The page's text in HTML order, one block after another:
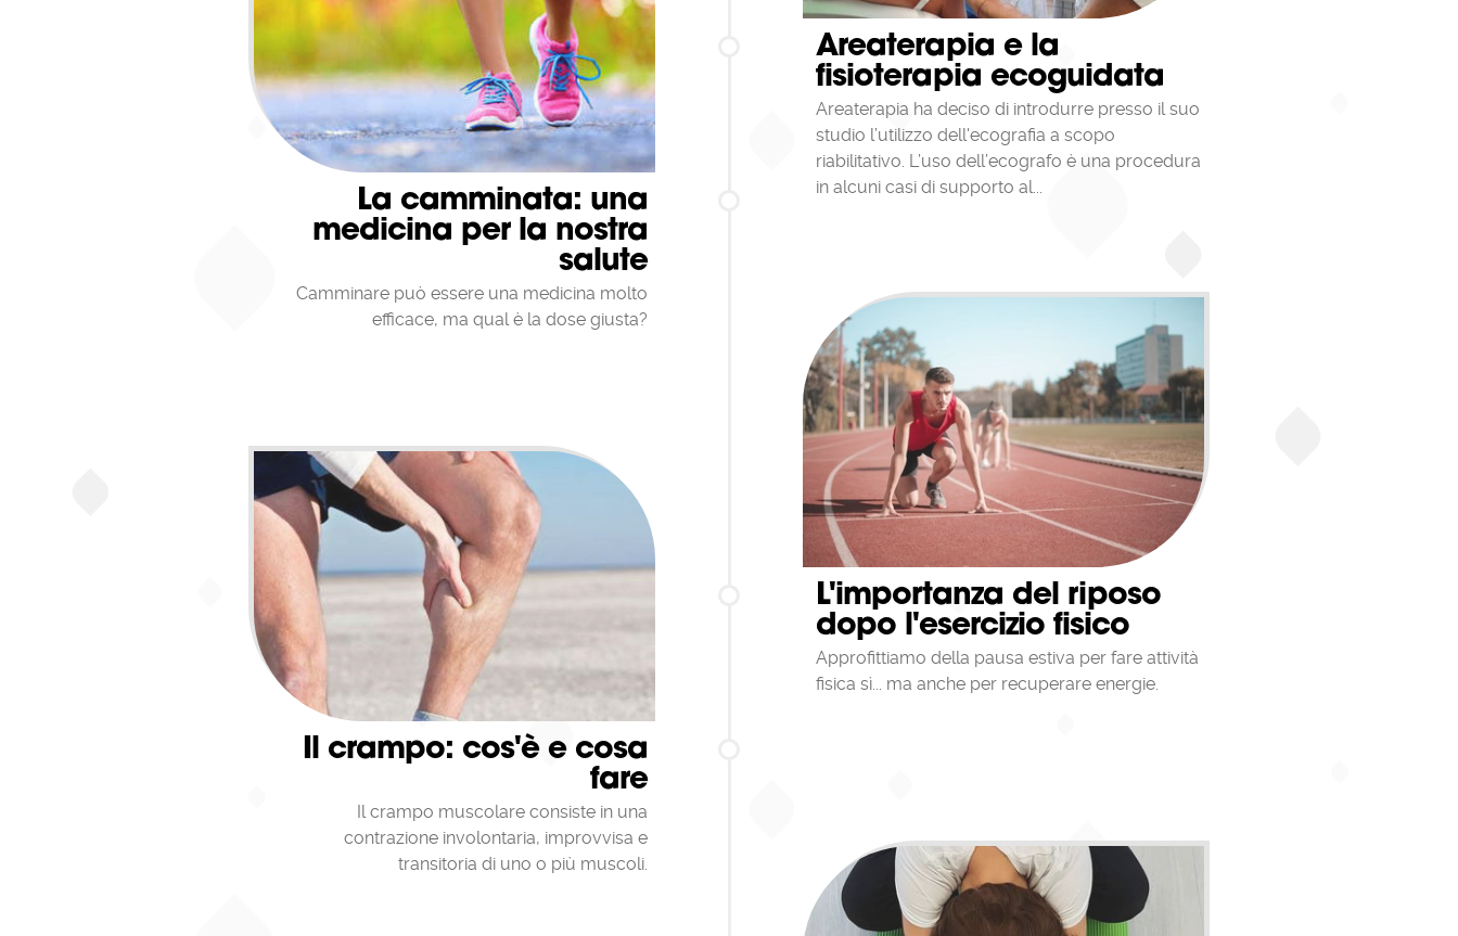
ad eccezione di quelli di cui ti fidi.Nel browser Google Chrome, il menu Strumenti contiene
l'opzione Cancella dati di navigazione.
Puoi utilizzare questa opzione per eliminare i cookie e altri dati di siti e plug-in, inclusi i dati
memorizzati sul tuo dispositivo da Adobe Flash Player (comunemente noti come cookie
Flash). Consulta le nostre istruzioni per la gestione dei cookie in Chrome.
Un'altra funzione di Chrome è la sua modalità di navigazione in incognito. Puoi navigare in
modalità in incognito quando non vuoi che le tue visite ai siti web o i tuoi download vengano
registrati nelle cronologie di navigazione e dei download. Tutti i cookie creati in modalità di
navigazione in incognito vengono eliminati dopo la chiusura di tutte le finestre di navigazione
Areaterapia e la
fisioterapia ecoguidata
Areaterapia ha deciso di introdurre presso il suo
studio l’utilizzo dell'ecografia a scopo
riabilitativo. L’uso dell’ecografo è una procedura
in alcuni casi di supporto al...
La camminata: una
medicina per la nostra
salute
Camminare può essere una medicina molto
efficace, ma qual è la dose giusta?
L'importanza del riposo
dopo l'esercizio fisico
Approfittiamo della pausa estiva per fare attività
fisica sì... ma anche per recuperare energie.
Il crampo: cos'è e cosa
fare
Il crampo muscolare consiste in una
contrazione involontaria, improvvisa e
transitoria di uno o più muscoli.